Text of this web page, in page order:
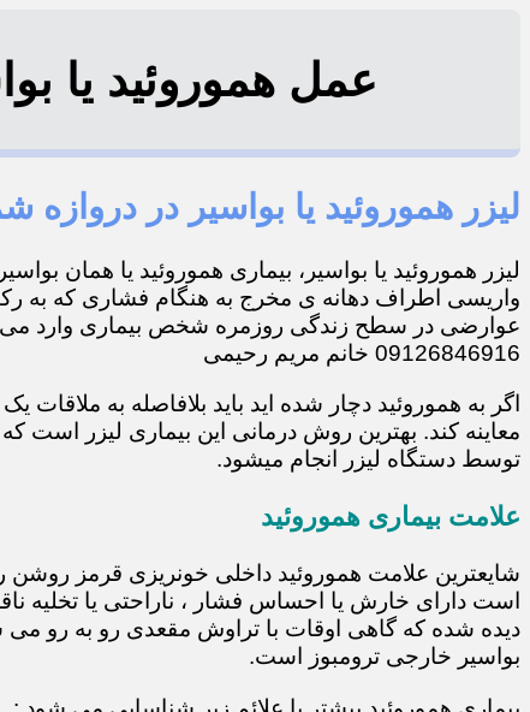
عمل هموروئید یا
لیزر هموروئید یا بواسیر در دروازه
لیزر هموروئید یا بواسیر، بیماری هموروئید یا همان
واریسی اطراف دهانه ی مخرج به هنگام فشاری که به
عوارضی در سطح زندگی روزمره شخص بیماری وارد می
09126846916 خانم مریم رحیمی
اگر به هموروئید دچار شده اید باید بلافاصله به
معاینه کند. بهترین روش درمانی این بیماری لیزر
توسط دستگاه لیزر انجام میشود.
علامت بیماری هموروئید
شایعترین علامت هموروئید داخلی خونریزی قرمز
است دارای خارش یا احساس فشار ، ناراحتی یا تخلیه
دیده شده که گاهی اوقات با تراوش مقعدی رو به رو
بواسیر خارجی ترومبوز است.